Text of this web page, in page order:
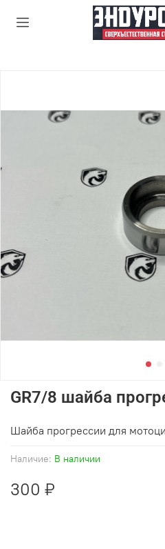
Наличие: В наличии
GR7/8 шайба
300 ₽
Шайба прогрессии для